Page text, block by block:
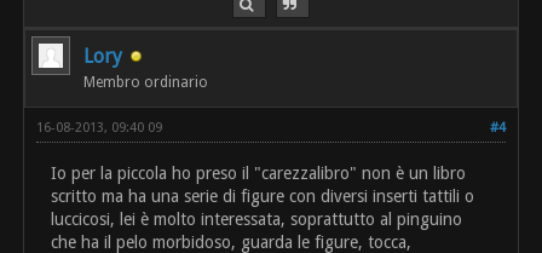
Lory
Membro ordinario
#4
16-08-2013, 09:40 09
Io per la piccola ho preso il "carezzalibro" non è un libro
scritto ma ha una serie di figure con diversi inserti tattili o
luccicosi, lei è molto interessata, soprattutto al pinguino
che ha il pelo morbidoso, guarda le figure, tocca,